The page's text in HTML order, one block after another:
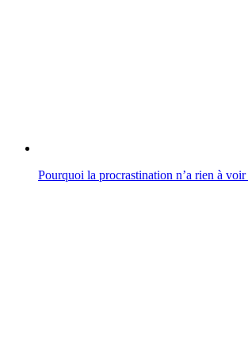
Pourquoi la procrastination n’a rien à